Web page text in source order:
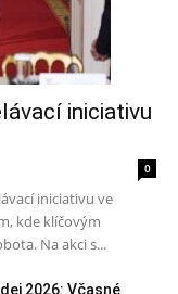
iniciativu
0
iniciativu ve
kde klíčovým
Na akci s...
2026: Včasné